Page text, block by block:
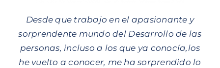
Desde que trabajo en el apasionante y
sorprendente mundo del Desarrollo de las
personas, incluso a los que ya conocía,los
he vuelto a conocer, me ha sorprendido lo